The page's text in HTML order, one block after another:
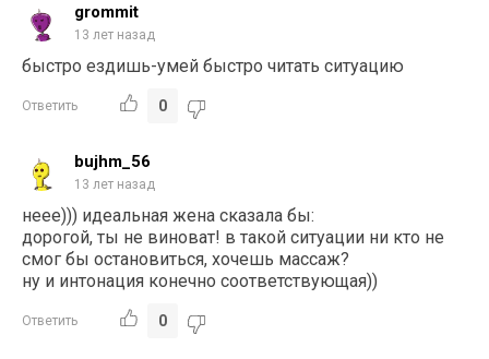
grommit
13 лет назад
быстро ездишь-умей быстро читать ситуацию
Ответить 0
bujhm_56
13 лет назад
неее))) идеальная жена сказала бы:
дорогой, ты не виноват! в такой ситуации ни кто не
смог бы остановиться, хочешь массаж?
ну и интонация конечно соответствующая))
Ответить 0